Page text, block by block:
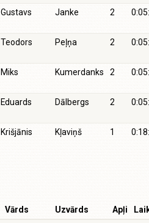
Gustavs Janke 2
Teodors Peļņa 2
Miks Kumerdanks 2
Eduards Dālbergs 2
Krišjānis Kļaviņš 1
Vārds Uzvārds Apļi